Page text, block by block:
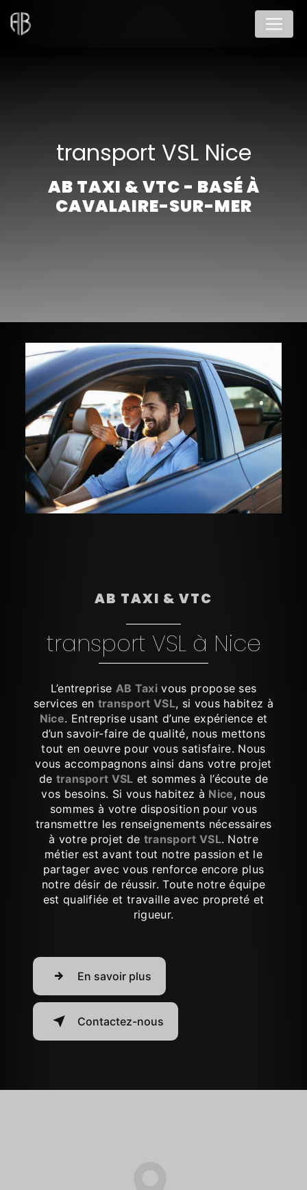
transport VSL Nice
AB TAXI & VTC - BASÉ À
CAVALAIRE-SUR-MER
AB TAXI & VTC
transport VSL à Nice
L’entreprise AB Taxivous propose ses
services en transport VSL, si vous habitez à
Nice. Entreprise usant d’une expérience et
d’un savoir-faire de qualité, nous mettons
tout en oeuvre pour vous satisfaire. Nous
vous accompagnons ainsi dans votre projet
de transport VSL et sommes à l’écoute de
vos besoins. Si vous habitez à Nice, nous
sommes à votre disposition pour vous
transmettre les renseignements nécessaires
à votre projet de transport VSL. Notre
métier est avant tout notre passion et le
partager avec vous renforce encore plus
notre désir de réussir. Toute notre équipe
est qualifiée et travaille avec propreté et
rigueur.
En savoir plus
Contactez-nous